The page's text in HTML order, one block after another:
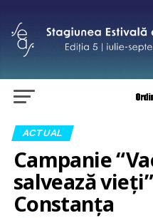
ACTUAL
Campanie
salvează
Constanța